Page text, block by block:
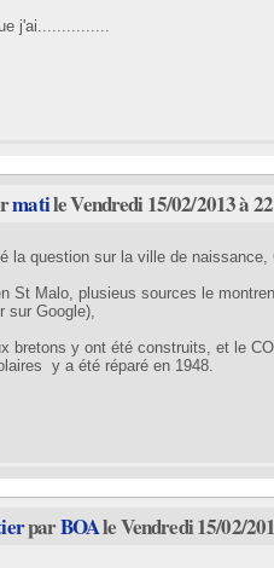
j'ai...............
matile Vendredi 15/02/2013 à
la question sur la ville de naissance,
St Malo, plusieus sources le
sur Google),
bretons y ont été construits, et le
y a été réparé en 1948.
parBOAle Vendredi 15/02/